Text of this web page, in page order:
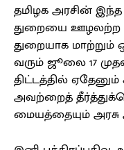
தமிழக அரசின் இந்த
துறையை ஊழலற்ற
துறையாக மாற்றும்
வரும் ஜூலை 17
திட்டத்தில்
அவற்றைத்
மையத்தையும்